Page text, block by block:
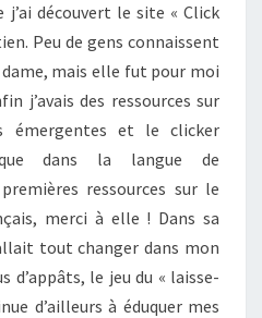
j’ai découvert le site « Click
Peu de gens connaissent
mais elle fut pour moi
j’avais des ressources sur
émergentes et le clicker
dans la langue de
premières ressources sur le
merci à elle ! Dans sa
tout changer dans mon
d’appâts, le jeu du « laisse-
d’ailleurs à éduquer mes